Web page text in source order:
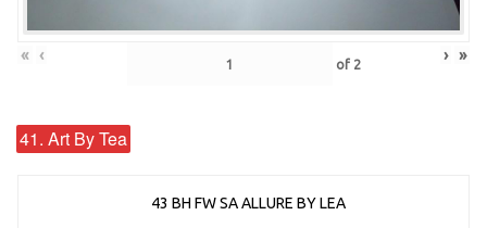
« ‹ of 2 › »
41. Art By Tea
43 BH FW SA ALLURE BY LEA